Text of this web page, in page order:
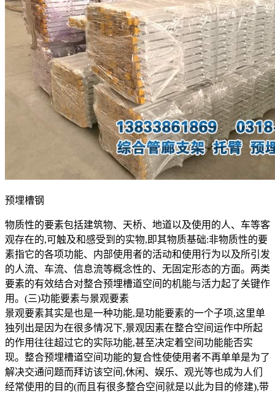
预埋槽钢
物质性的要素包括建筑物、天桥、地道以及使用的人、车等客
观存在的,可触及和感受到的实物,即其物质基础:非物质性的要
素指它的各项功能、内部使用者的活动和使用行为以及所引发
的人流、车流、信息流等概念性的、无固定形态的方面。两类
要素的有效结合对整合预埋槽道空间的机能与活力起了关键作
用。(三)功能要素与景观要素
景观要素其实是也是一种功能,是功能要素的一个子项,这里单
独列出是因为在很多情况下,景观因素在整合空间运作中所起
的作用往往超过它的实际功能,甚至决定着空间功能能否实
现。整合预埋槽道空间功能的复合性使使用者不再单单是为了
解决交通问题而拜访该空间,休闲、娱乐、观光等也成为人们
经常使用的目的(而且有很多整合空间就是以此为目的修建),带